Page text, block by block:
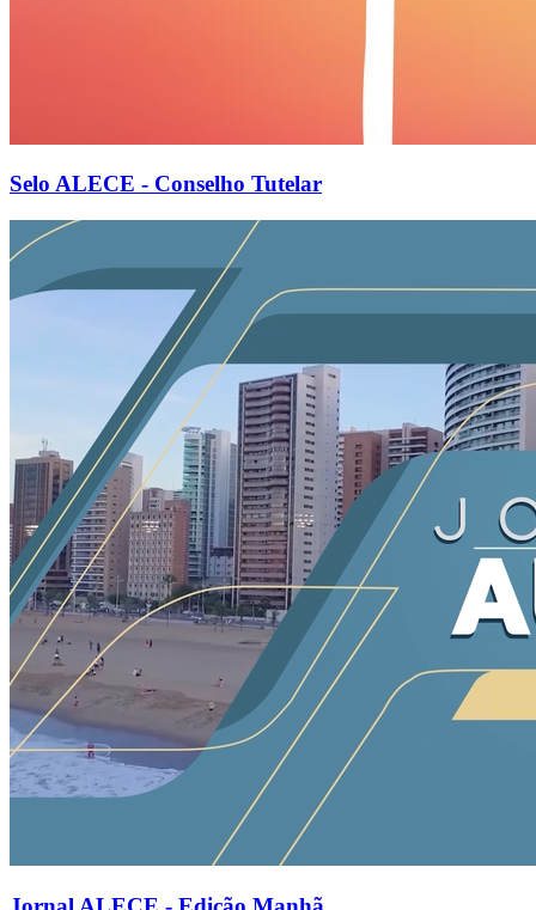
Selo ALECE - Conselho Tutelar